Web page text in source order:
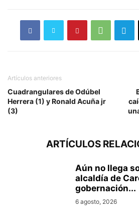
Artículos anteriores
Cuadrangulares de Odúbel
Herrera (1) y Ronald Acuña jr
(3)
ARTÍCULOS
Aún no llega
alcaldía de
gobernación...
6 agosto, 2026